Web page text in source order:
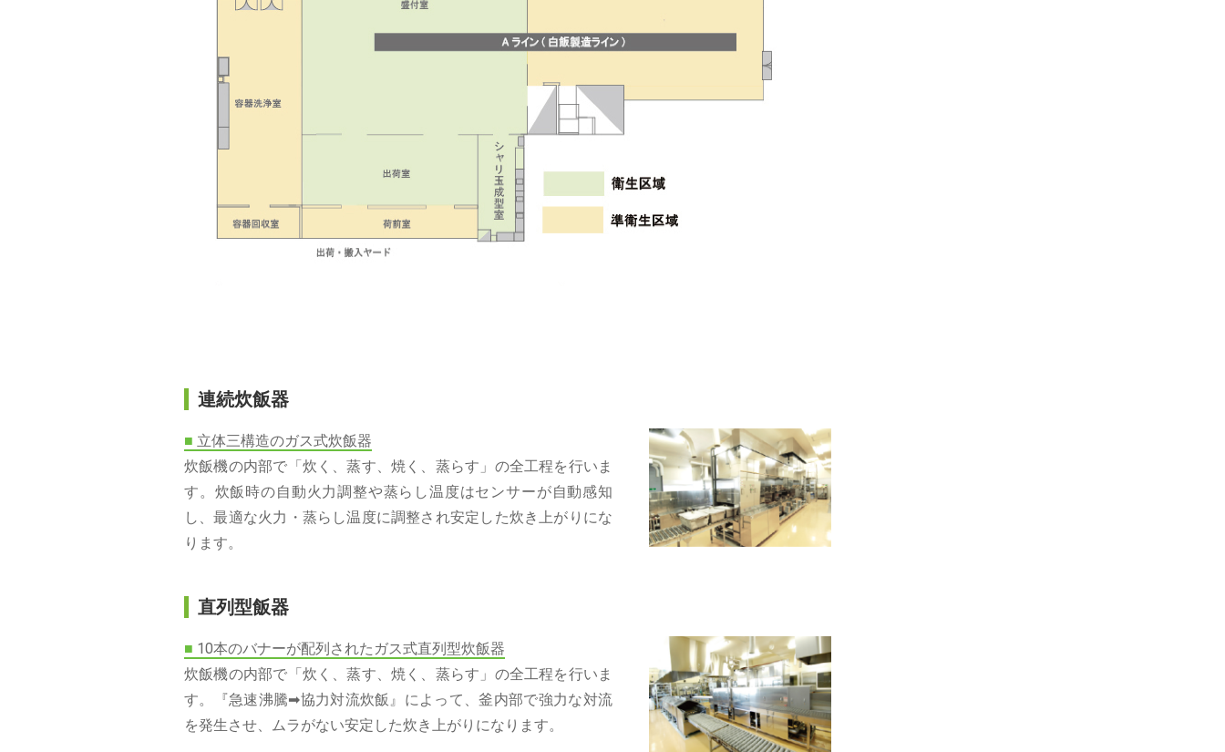
連続炊飯器
■ 立体三構造のガス式炊飯器
炊飯機の内部で「炊く、蒸す、焼く、蒸らす」の全工程を行いま
す。炊飯時の自動火力調整や蒸らし温度はセンサーが自動感知
し、最適な火力・蒸らし温度に調整され安定した炊き上がりにな
ります。
直列型飯器
■ 10本のバナーが配列されたガス式直列型炊飯器
炊飯機の内部で「炊く、蒸す、焼く、蒸らす」の全工程を行いま
す。『急速沸騰➡協力対流炊飯』によって、釜内部で強力な対流
を発生させ、ムラがない安定した炊き上がりになります。